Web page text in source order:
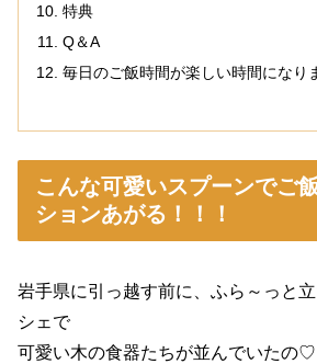
特典
Q＆A
毎日のご飯時間が楽しい時間にな
こんな可愛いスプーンでご
ションあがる！！！
岩手県に引っ越す前に、ふら～っと
シェで
可愛い木の食器たちが並んでいたの♡